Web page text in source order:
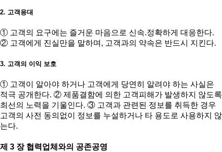
2. 고객응대
① 고객의 요구에는 즐거운 마음으로 신속.정확하게 대응한다.
② 고객에게 진실만을 말하며, 고객과의 약속은 반드시 지킨다.
3. 고객의 이익 보호
① 고객이 알아야 하거나 고객에게 당연히 알려야 하는 사실은
적극 공개한다. ② 제품결함에 의한 고객피해가 발생하지 않도록
최선의 노력을 기울인다. ③ 고객과 관련된 정보를 취득한 경우
고객의 사전 동의없이 정보를 누설하거나 타 용도로 사용하지 않
는다.
제 3 장 협력업체와의 공존공영